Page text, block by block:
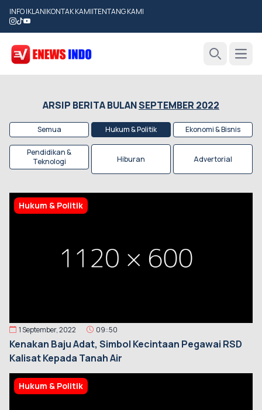
INFO IKLAN|KONTAK KAMI|TENTANG KAMI
ARSIP BERITA BULANSEPTEMBER 2022
Semua Hukum & Politik Ekonomi & Bisnis
Pendidikan &
Teknologi
Hiburan Advertorial
Hukum & Politik
1 September, 2022 09::50
Kenakan Baju Adat, Simbol Kecintaan Pegawai RSD
Kalisat Kepada Tanah Air
Hukum & Politik